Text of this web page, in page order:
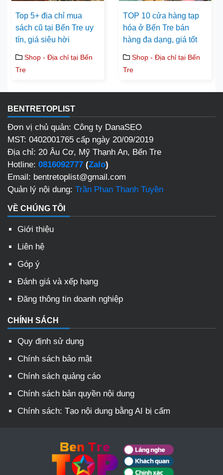
Top 5+ địa chỉ mua
sách cũ tại Bến Tre uy
tín, giá siêu hời
Shop - Địa chỉ tại Bến
Tre
TOP 10 cửa hàng tạp
hóa ở Bến Tre bán
hàng đa dạng, giá tốt
Shop - Địa chỉ tại Bến
Tre
BENTRETOPLIST
Đơn vị chủ quản: Công ty DanaSEO
MST: 0402001765 cấp ngày 20/09/2019
Địa chỉ: 20 Âu Cơ, Mỹ Thạnh An, Bến Tre
Hotline: 0816092777 (Zalo)
Email: bentretoplist@gmail.com
Quản lý nội dung: Trần Phan Thanh Tuyền
VỀ CHÚNG TÔI
Giới thiệu
Liên hệ
Góp ý
Đánh giá và xếp hạng
Đăng thông tin doanh nghiệp
CHÍNH SÁCH
Quy định sử dụng
Chính sách bảo mật
Chính sách quảng cáo
Chính sách bản quyền nội dung
Chính sách: Tạo nội dung bằng AI bị cấm